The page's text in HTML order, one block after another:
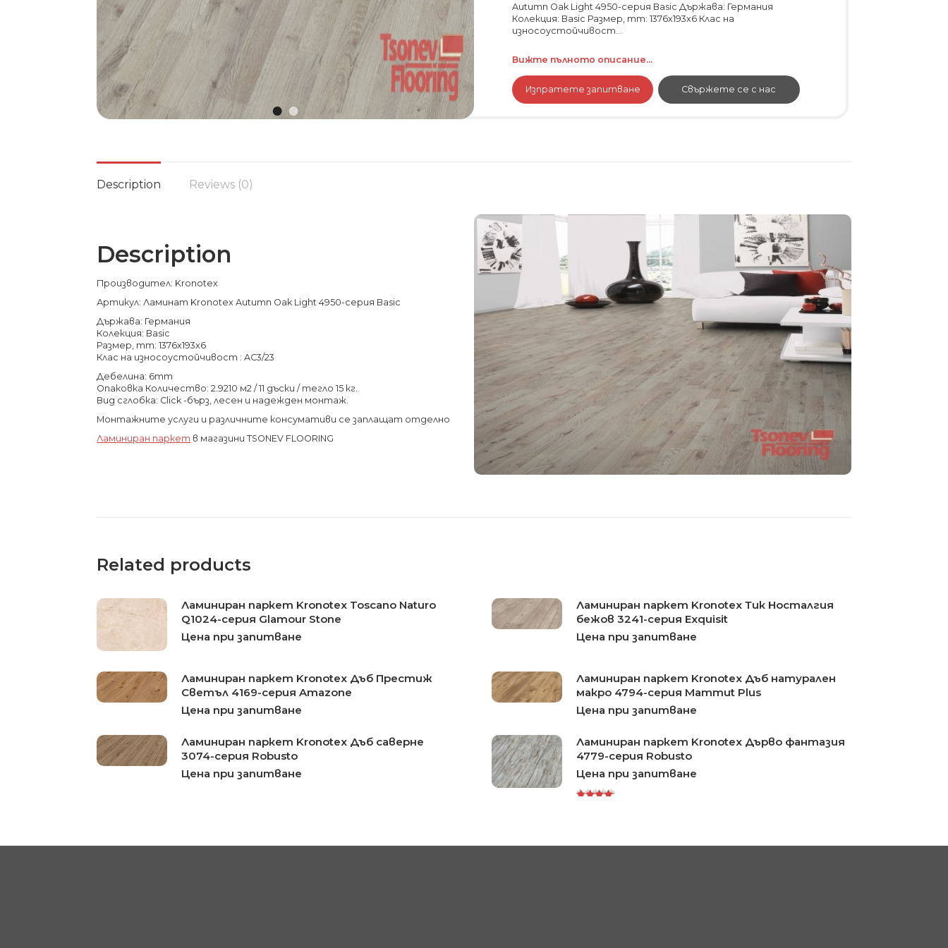
Autumn Oak Light 4950-серия Basic Държава: Германия
Колекция: Basic Размер, mm: 1376x193x6 Клас на
износоустойчивост...
Вижте пълното описание...
Изпратете запитване Свържете се с нас
Description Reviews (0)
Description
Производител: Kronotex
Артикул: Ламинат Kronotex Autumn Oak Light 4950-серия Basic
Държава: Германия
Колекция: Basic
Размер, mm: 1376x193x6
Клас на износоустойчивост : AC3/23
Дебелина: 6mm
Опаковка Количество: 2.9210 м2 / 11 дъски / тегло 15 кг.
Вид сглобка: Click -бърз, лесен и надежден монтаж.
Монтажните услуги и различните консумативи се заплащат отделно
Ламиниран паркет в магазини TSONEV FLOORING
Related products
Ламиниран паркет Kronotex Toscano Naturo
Q1024-серия Glamour Stone
Цена при запитване
Ламиниран паркет Kronotex Тик Носталгия
бежов 3241-серия Exquisit
Цена при запитване
Ламиниран паркет Kronotex Дъб Престиж
Светъл 4169-серия Amazone
Цена при запитване
Ламиниран паркет Kronotex Дъб натурален
макро 4794-серия Mammut Plus
Цена при запитване
Ламиниран паркет Kronotex Дъб саверне
3074-серия Robusto
Цена при запитване
Ламиниран паркет Kronotex Дърво фантазия
4779-серия Robusto
Цена при запитване